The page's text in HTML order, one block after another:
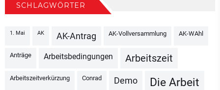
SCHLAGWÖRTER
1. Mai AK AK-Antrag AK-Vollversammlung AK-WAhl
Anträge Arbeitsbedingungen Arbeitszeit
Arbeitszeitverkürzung Conrad Demo Die Arbeit